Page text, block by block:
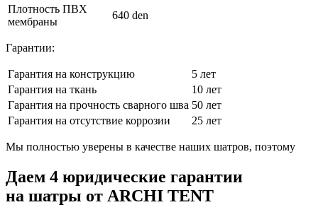
Плотность ПВХ
мембраны
640 den
Гарантии:
Гарантия на конструкцию
5 лет
Гарантия на ткань
10 лет
Гарантия на прочность сварного шва 50 лет
Гарантия на отсутствие коррозии
25 лет
Мы полностью уверены в качестве наших шатров, поэтому
Даем 4 юридические гарантии
на шатры от ARCHI TENT